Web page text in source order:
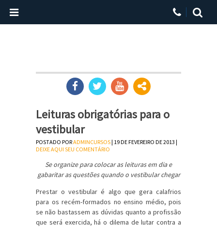
Leituras obrigatórias para o
vestibular
POSTADO PORADMINCURSOS| 19 DE FEVEREIRO DE 2013 |
DEIXE AQUI SEU COMENTÁRIO
Se organize para colocar as leituras em dia e
gabaritar as questões quando o vestibular chegar
Prestar o vestibular é algo que gera calafrios
para os recém-formados no ensino médio, pois
se não bastassem as dúvidas quanto a profissão
que será exercida, há o dilema de lutar contra a